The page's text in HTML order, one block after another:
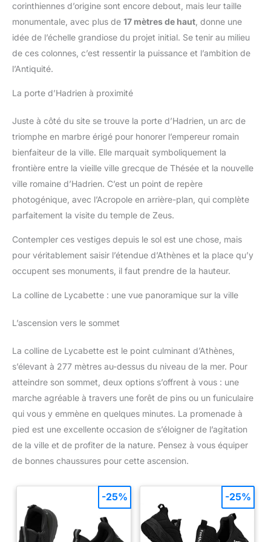
corinthiennes d’origine sont encore debout, mais leur taille
monumentale, avec plus de 17 mètres de haut , donne une
idée de l’échelle grandiose du projet initial. Se tenir au milieu
de ces colonnes, c’est ressentir la puissance et l’ambition de
l’Antiquité.
La porte d’Hadrien à proximité
Juste à côté du site se trouve la porte d’Hadrien, un arc de
triomphe en marbre érigé pour honorer l’empereur romain
bienfaiteur de la ville. Elle marquait symboliquement la
frontière entre la vieille ville grecque de Thésée et la nouvelle
ville romaine d’Hadrien. C’est un point de repère
photogénique, avec l’Acropole en arrière-plan, qui complète
parfaitement la visite du temple de Zeus.
Contempler ces vestiges depuis le sol est une chose, mais
pour véritablement saisir l’étendue d’Athènes et la place qu’y
occupent ses monuments, il faut prendre de la hauteur.
La colline de Lycabette : une vue panoramique sur la ville
L’ascension vers le sommet
La colline de Lycabette est le point culminant d’Athènes,
s’élevant à 277 mètres au-dessus du niveau de la mer. Pour
atteindre son sommet, deux options s’offrent à vous : une
marche agréable à travers une forêt de pins ou un funiculaire
qui vous y emmène en quelques minutes. La promenade à
pied est une excellente occasion de s’éloigner de l’agitation
de la ville et de profiter de la nature. Pensez à vous équiper
de bonnes chaussures pour cette ascension.
-25% -25%